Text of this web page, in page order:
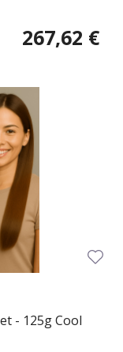
267,62 €
- 125g Cool